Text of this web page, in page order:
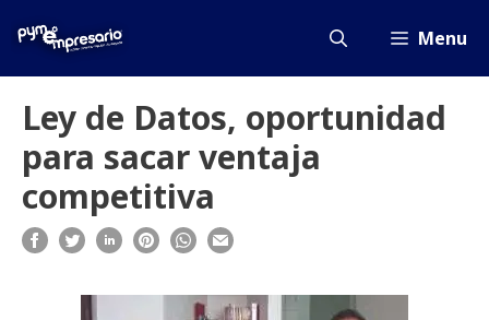
Menu
Ley de Datos, oportunidad
para sacar ventaja
competitiva